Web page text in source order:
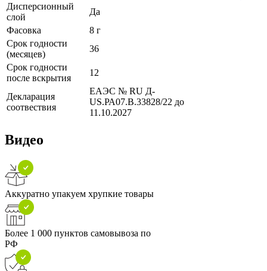
Дисперсионный
слой
Да
Фасовка
8 г
Срок годности
(месяцев)
36
Срок годности
после вскрытия
12
Декларация
соотвествия
ЕАЭС № RU Д-
US.РА07.B.33828/22 до
11.10.2027
Видео
Аккуратно упакуем хрупкие товары
Более 1 000 пунктов самовывоза по
РФ